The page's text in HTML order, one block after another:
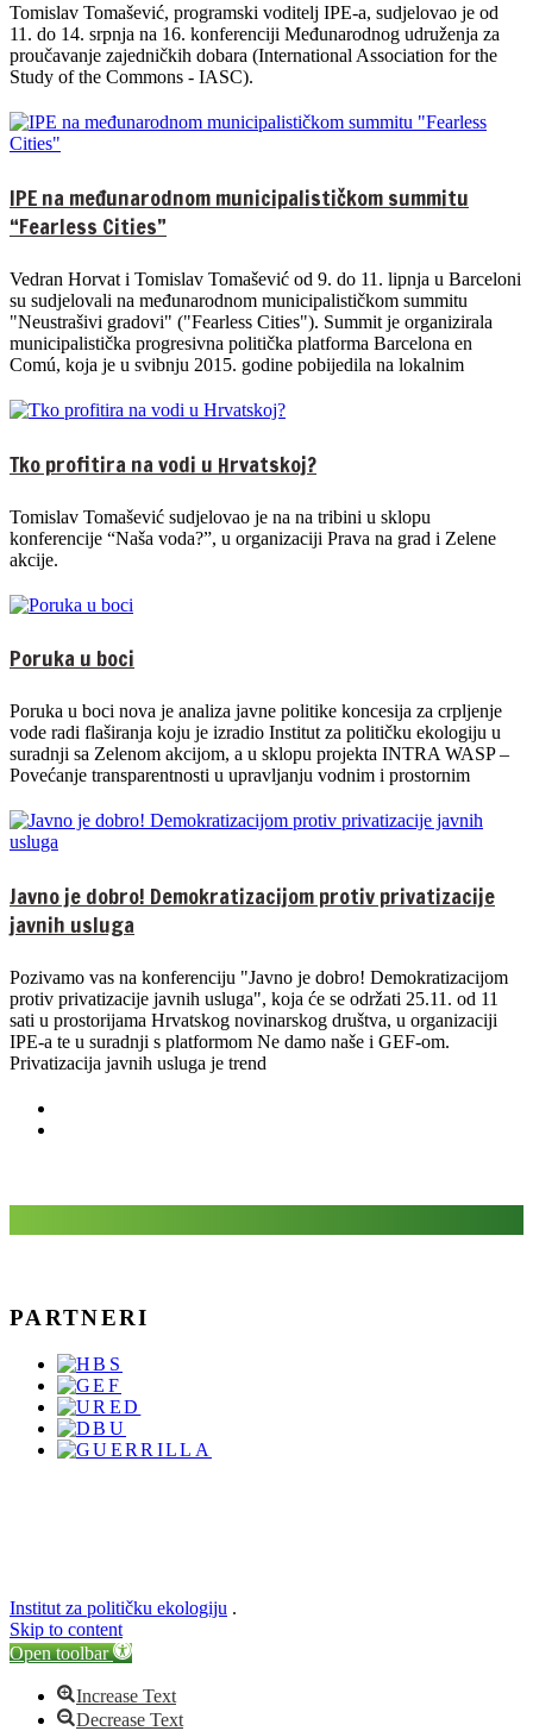
Tomislav Tomašević, programski voditelj IPE-a, sudjelovao je od
11. do 14. srpnja na 16. konferenciji Međunarodnog udruženja za
proučavanje zajedničkih dobara (International Association for the
Study of the Commons - IASC).
IPE na međunarodnom municipalističkom summitu
“Fearless Cities”
Vedran Horvat i Tomislav Tomašević od 9. do 11. lipnja u Barceloni
su sudjelovali na međunarodnom municipalističkom summitu
"Neustrašivi gradovi" ("Fearless Cities"). Summit je organizirala
municipalistička progresivna politička platforma Barcelona en
Comú, koja je u svibnju 2015. godine pobijedila na lokalnim
Tko profitira na vodi u Hrvatskoj?
Tomislav Tomašević sudjelovao je na na tribini u sklopu
konferencije “Naša voda?”, u organizaciji Prava na grad i Zelene
akcije.
Poruka u boci
Poruka u boci nova je analiza javne politike koncesija za crpljenje
vode radi flaširanja koju je izradio Institut za političku ekologiju u
suradnji sa Zelenom akcijom, a u sklopu projekta INTRA WASP –
Povećanje transparentnosti u upravljanju vodnim i prostornim
Javno je dobro! Demokratizacijom protiv privatizacije
javnih usluga
Pozivamo vas na konferenciju "Javno je dobro! Demokratizacijom
protiv privatizacije javnih usluga", koja će se održati 25.11. od 11
sati u prostorijama Hrvatskog novinarskog društva, u organizaciji
IPE-a te u suradnji s platformom Ne damo naše i GEF-om.
Privatizacija javnih usluga je trend
PARTNERI
Institut za političku ekologiju .
Skip to content
Open toolbar
Increase Text
Decrease Text